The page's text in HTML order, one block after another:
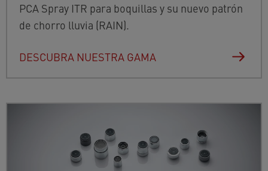
PCA Spray ITR para boquillas y su nuevo patrón
de chorro lluvia (RAIN).
DESCUBRA NUESTRA GAMA